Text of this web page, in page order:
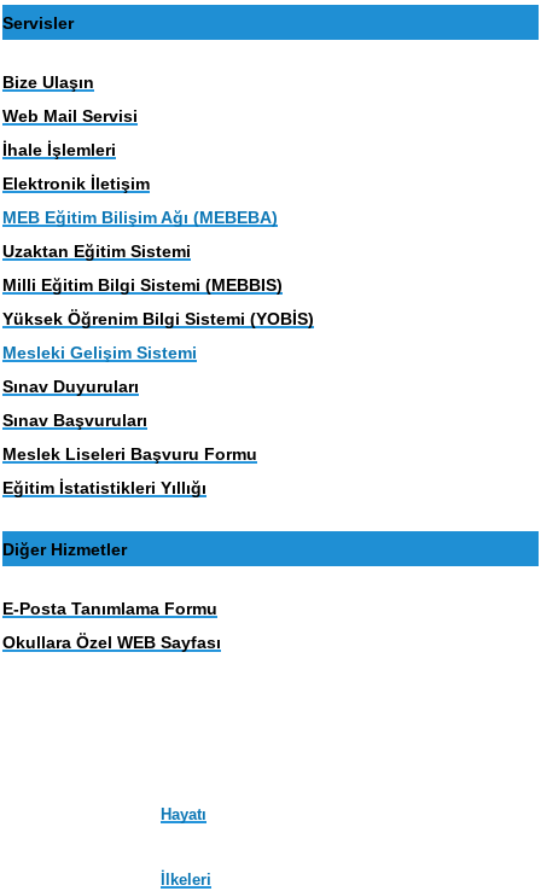
Servisler
Bize Ulaşın
Web Mail Servisi
İhale İşlemleri
Elektronik İletişim
MEB Eğitim Bilişim Ağı (MEBEBA)
Uzaktan Eğitim Sistemi
Milli Eğitim Bilgi Sistemi (MEBBIS)
Yüksek Öğrenim Bilgi Sistemi (YOBİS)
Mesleki Gelişim Sistemi
Sınav Duyuruları
Sınav Başvuruları
Meslek Liseleri Başvuru Formu
Eğitim İstatistikleri Yıllığı
Diğer Hizmetler
E-Posta Tanımlama Formu
Okullara Özel WEB Sayfası
Hayatı
İlkeleri